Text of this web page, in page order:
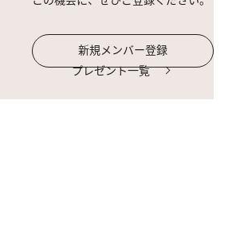
新規メンバー登録
プレゼント一覧